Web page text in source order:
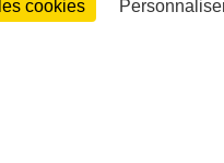
cookies